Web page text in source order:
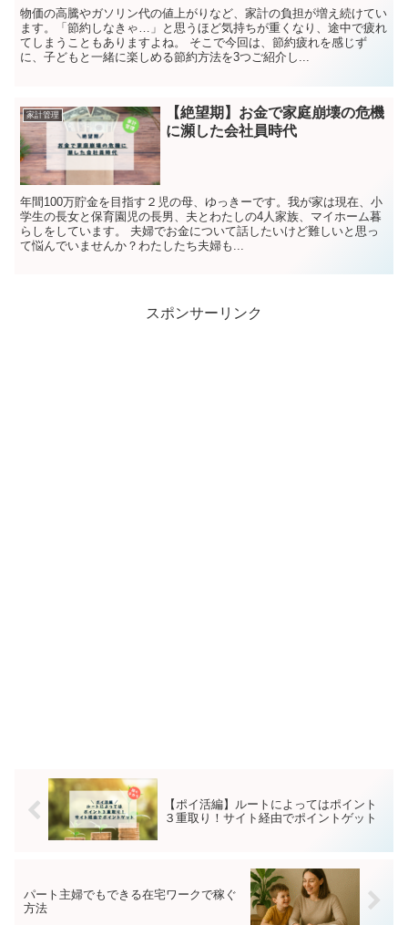
物価の高騰やガソリン代の値上がりなど、家計の負担が増え続けてい
ます。「節約しなきゃ…」と思うほど気持ちが重くなり、途中で疲れ
てしまうこともありますよね。 そこで今回は、節約疲れを感じず
に、子どもと一緒に楽しめる節約方法を3つご紹介し...
家計管理
【絶望期】お金で家庭崩壊の危機
に瀕した会社員時代
年間100万貯金を目指す２児の母、ゆっきーです。我が家は現在、小
学生の長女と保育園児の長男、夫とわたしの4人家族、マイホーム暮
らしをしています。 夫婦でお金について話したいけど難しいと思っ
て悩んでいませんか？わたしたち夫婦も...
スポンサーリンク
【ポイ活編】ルートによってはポイント
３重取り！サイト経由でポイントゲット
パート主婦でもできる在宅ワークで稼ぐ
方法